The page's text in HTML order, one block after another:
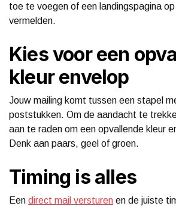
toe te voegen of een landingspagina
vermelden.
Kies voor een
kleur envelop
Jouw mailing komt tussen een stapel
poststukken. Om de aandacht te
aan te raden om een opvallende kleur
Denk aan paars, geel of groen.
Timing is alles
Een direct mail versturen en de juiste